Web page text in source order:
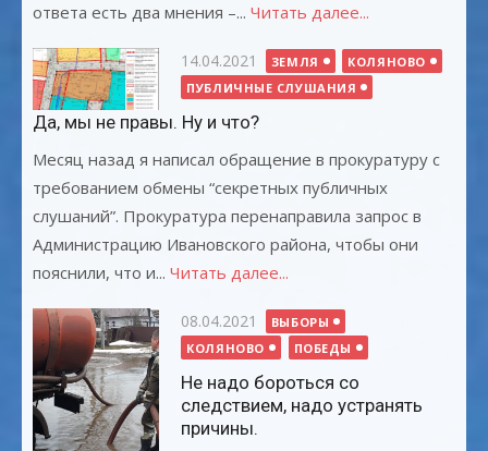
ответа есть два мнения –... Читать далее...
Опубликовано
14.04.2021 ЗЕМЛЯ
КОЛЯНОВО
ПУБЛИЧНЫЕ СЛУШАНИЯ
Да, мы не правы. Ну и что?
Месяц назад я написал обращение в прокуратуру с
требованием обмены “секретных публичных
слушаний”. Прокуратура перенаправила запрос в
Администрацию Ивановского района, чтобы они
пояснили, что и... Читать далее...
Опубликовано
08.04.2021
ВЫБОРЫ
КОЛЯНОВО
ПОБЕДЫ
Не надо бороться со
следствием, надо устранять
причины.